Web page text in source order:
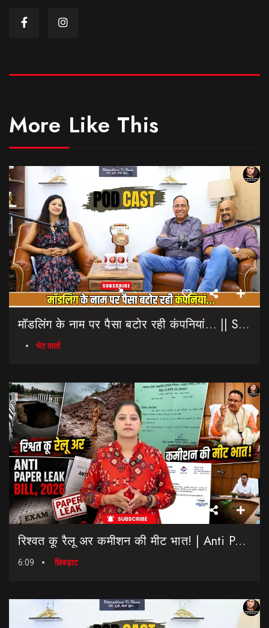
More Like This
मॉडलिंग के नाम पर पैसा बटोर रही कंपनियां… || Sinmit Communications || Miss Uttarakhand 2026
भेट वार्ता
रिश्वत कू रैलू अर कमीशन की मीट भात! | Anti Paper Leak Bill 2026 | Saptahik Chhiprat
6:09 छिबड़ाट